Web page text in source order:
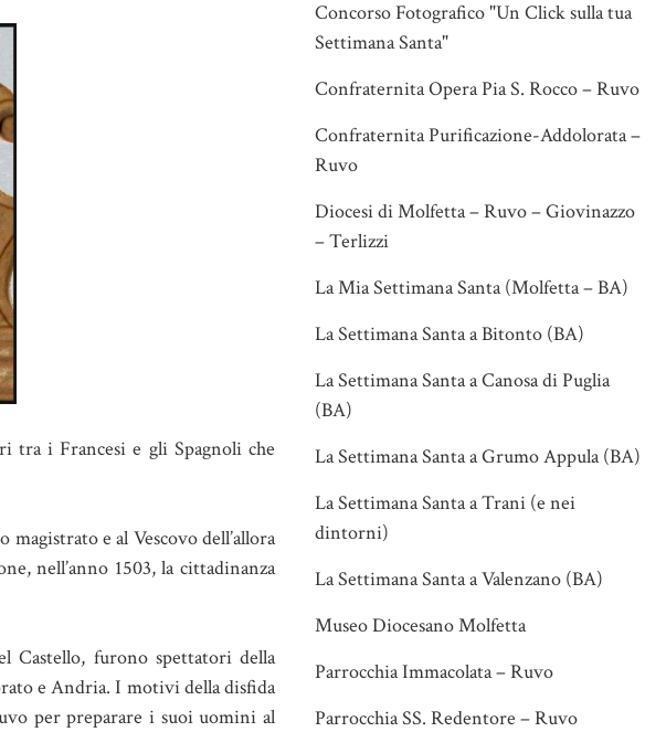
tra i Francesi e gli Spagnoli che
e al Vescovo dell’allora
nell’anno 1503, la cittadinanza
Castello, furono spettatori della
e Andria. I motivi della disfida
per preparare i suoi uomini al
Concorso Fotografico "Un Click sulla tua
Settimana Santa"
Confraternita Opera Pia S. Rocco – Ruvo
Confraternita Purificazione-Addolorata –
Ruvo
Diocesi di Molfetta – Ruvo – Giovinazzo
– Terlizzi
La Mia Settimana Santa (Molfetta – BA)
La Settimana Santa a Bitonto (BA)
La Settimana Santa a Canosa di Puglia
(BA)
La Settimana Santa a Grumo Appula (BA)
La Settimana Santa a Trani (e nei
dintorni)
La Settimana Santa a Valenzano (BA)
Museo Diocesano Molfetta
Parrocchia Immacolata – Ruvo
Parrocchia SS. Redentore – Ruvo